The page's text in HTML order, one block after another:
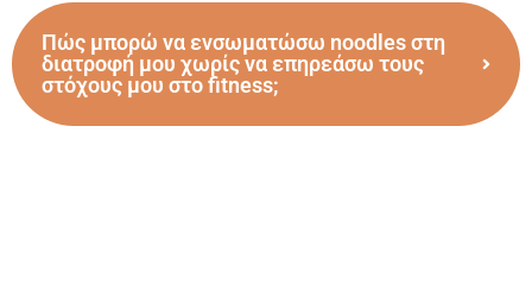
Πώς μπορώ να ενσωματώσω noodles στη
διατροφή μου χωρίς να επηρεάσω τους
στόχους μου στο fitness;